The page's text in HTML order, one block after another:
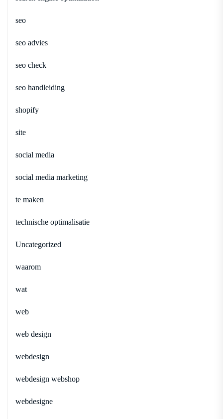
seo
seo advies
seo check
seo handleiding
shopify
site
social media
social media marketing
te maken
technische optimalisatie
Uncategorized
waarom
wat
web
web design
webdesign
webdesign webshop
webdesigne